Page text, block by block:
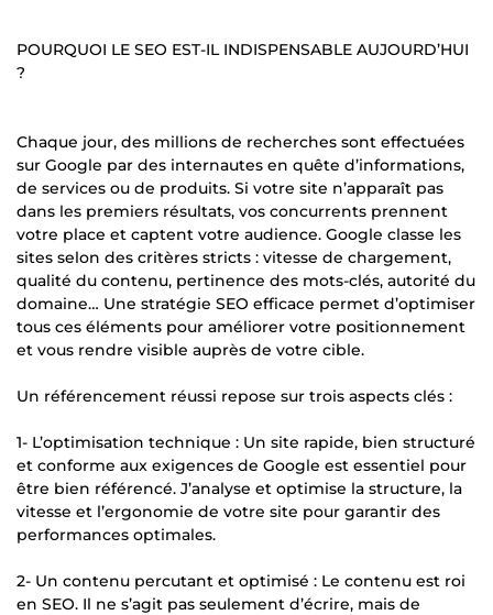
POURQUOI LE SEO EST-IL INDISPENSABLE AUJOURD’HUI
?
Chaque jour, des millions de recherches sont effectuées
sur Google par des internautes en quête d’informations,
de services ou de produits. Si votre site n’apparaît pas
dans les premiers résultats, vos concurrents prennent
votre place et captent votre audience. Google classe les
sites selon des critères stricts : vitesse de chargement,
qualité du contenu, pertinence des mots-clés, autorité du
domaine… Une stratégie SEO efficace permet d’optimiser
tous ces éléments pour améliorer votre positionnement
et vous rendre visible auprès de votre cible.
Un référencement réussi repose sur trois aspects clés :
1- L’optimisation technique : Un site rapide, bien structuré
et conforme aux exigences de Google est essentiel pour
être bien référencé. J’analyse et optimise la structure, la
vitesse et l’ergonomie de votre site pour garantir des
performances optimales.
2- Un contenu percutant et optimisé : Le contenu est roi
en SEO. Il ne s’agit pas seulement d’écrire, mais de